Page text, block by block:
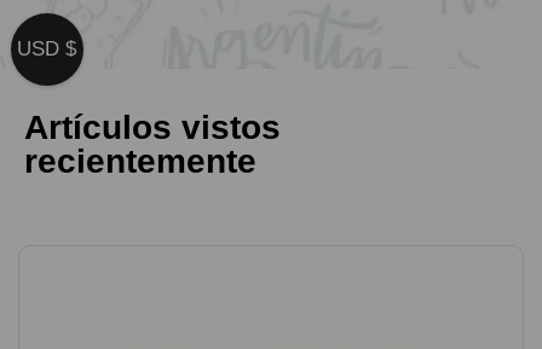
Artículos vistos
recientemente
USD $